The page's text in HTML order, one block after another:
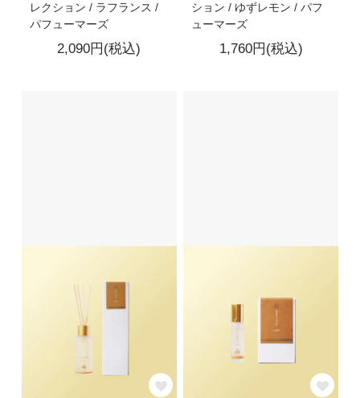
レクション / ラフランス /
パフューマーズ
2,090円(税込)
ション / ゆずレモン / パフ
ューマーズ
1,760円(税込)